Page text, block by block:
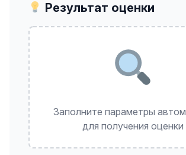
Результат оценки
Заполните параметры
для получения оценки